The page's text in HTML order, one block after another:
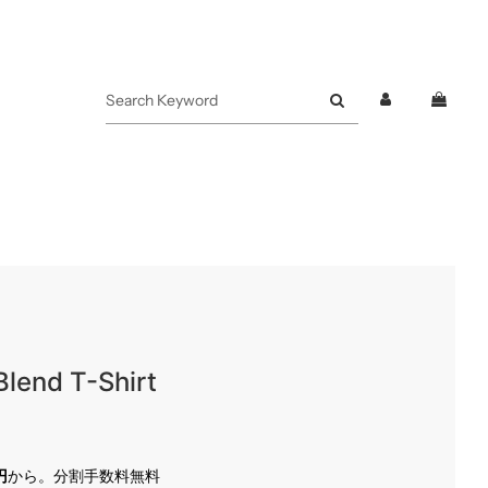
T-Shirt
から。分割手数料無料